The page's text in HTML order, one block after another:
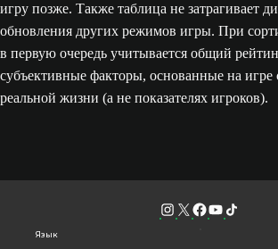
игру позже. Также таблица не затрагивает
обновления других режимов игры. При
в первую очередь учитывается общий
субъективные факторы, основанные на игре
реальной жизни (а не показателях игроков).
Язык